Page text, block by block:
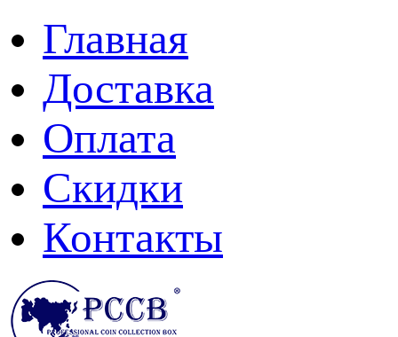
Главная
Доставка
Оплата
Скидки
Контакты